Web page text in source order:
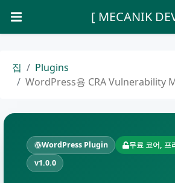
[ MECANIK
집
Plugins
WordPress용 CRA Vulnerability
WordPress Plugin
무료 코어, 프
v1.0.0